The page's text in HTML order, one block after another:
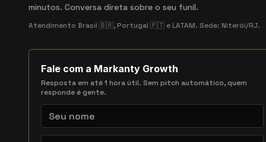
minutos. Conversa direta sobre o seu funil.
Atendimento Brasil 🇧🇷, Portugal 🇵🇹 e LATAM. Sede: Niterói/RJ.
Fale com a Markanty Growth
Resposta em até 1 hora útil. Sem pitch automático, quem
responde é gente.